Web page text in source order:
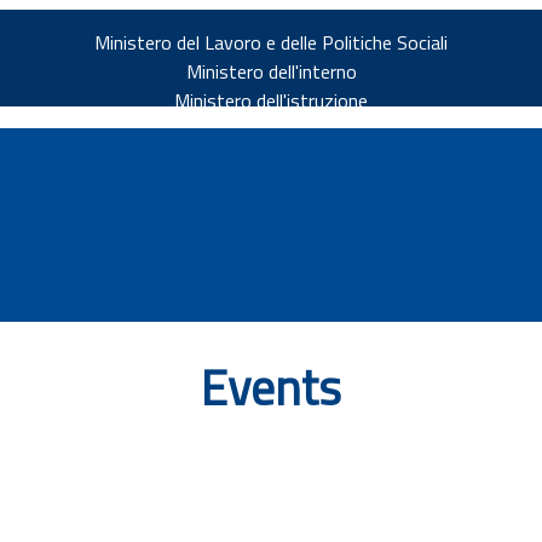
Ministero del Lavoro e delle Politiche Sociali
Ministero dell'interno
Ministero dell'istruzione
Events